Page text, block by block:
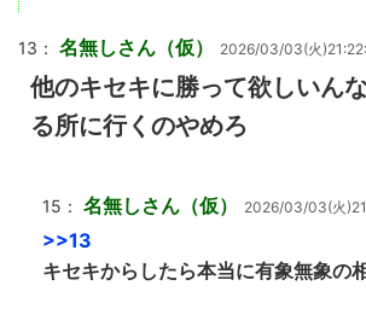
13： 名無しさん（仮） 2026/03/03(火
他のキセキに勝って欲しいん
る所に行くのやめろ
15： 名無しさん（仮） 2026/03/03(火
>>13
キセキからしたら本当に有象無象の